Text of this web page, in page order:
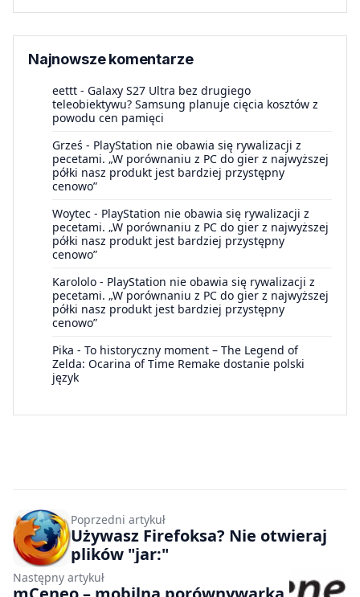
Najnowsze komentarze
eettt - Galaxy S27 Ultra bez drugiego
teleobiektywu? Samsung planuje cięcia kosztów z
powodu cen pamięci
Grześ - PlayStation nie obawia się rywalizacji z
pecetami. „W porównaniu z PC do gier z najwyższej
półki nasz produkt jest bardziej przystępny
cenowo”
Woytec - PlayStation nie obawia się rywalizacji z
pecetami. „W porównaniu z PC do gier z najwyższej
półki nasz produkt jest bardziej przystępny
cenowo”
Karololo - PlayStation nie obawia się rywalizacji z
pecetami. „W porównaniu z PC do gier z najwyższej
półki nasz produkt jest bardziej przystępny
cenowo”
Pika - To historyczny moment – The Legend of
Zelda: Ocarina of Time Remake dostanie polski
język
Poprzedni artykuł
Używasz Firefoksa? Nie otwieraj
plików "jar:"
Następny artykuł